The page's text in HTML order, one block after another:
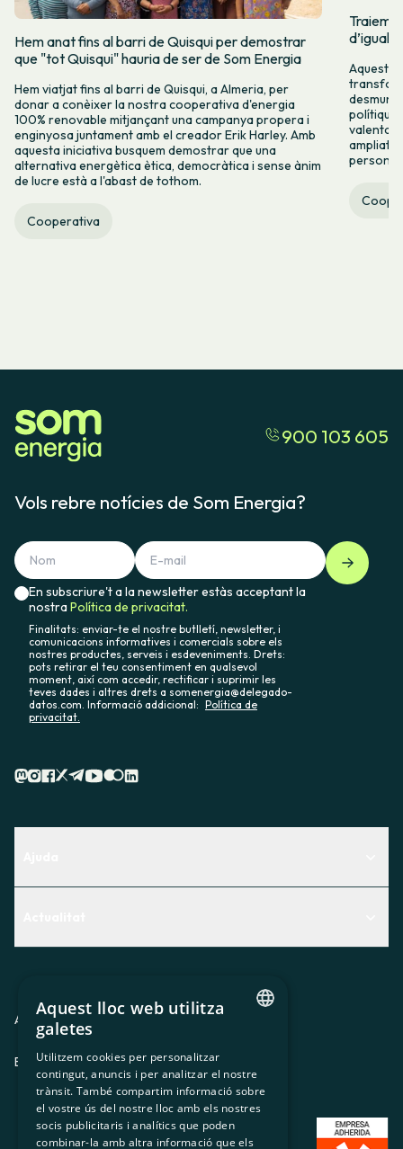
Hem anat fins al barri de Quisqui per demostrar
que "tot Quisqui" hauria de ser de Som Energia
Hem viatjat fins al barri de Quisqui, a Almeria, per
donar a conèixer la nostra cooperativa d'energia
100% renovable mitjançant una campanya propera i
enginyosa juntament amb el creador Erik Harley. Amb
aquesta iniciativa busquem demostrar que una
alternativa energètica ètica, democràtica i sense ànim
de lucre està a l'abast de tothom.
Cooperativa
Traiem
Aquest
valenta
900 103 605
Vols rebre notícies de Som Energia?
En subscriure't a la newsletter estàs acceptant la
nostraPolítica de privacitat.
Finalitats: enviar-te el nostre butlletí, newsletter, i
comunicacions informatives i comercials sobre els
nostres productes, serveis i esdeveniments. Drets:
pots retirar el teu consentiment en qualsevol
moment, així com accedir, rectificar i suprimir les
teves dades i altres drets a somenergia@delegado-
datos.com. Informació addicional: Política de
privacitat.
Premsa
Treballa amb nosaltres
Avis legal Política de privacitatPolítica de cookies
ES CAGLEU
SPANISH
GL
BASQUE
Aquest lloc web utilitza
galetes
Utilitzem cookies per personalitzar
contingut, anuncis i per analitzar el nostre
trànsit. També compartim informació sobre
el vostre ús del nostre lloc amb els nostres
socis publicitaris i analítics que poden
combinar-la amb altra informació que els